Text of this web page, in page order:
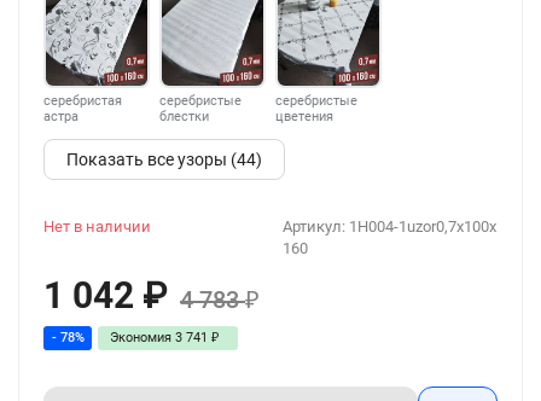
серебристая
астра
серебристые
блестки
серебристые
цветения
Показать все узоры (44)
Артикул: 1H004-1uzor0,7x100x
160
Нет в наличии
1 042 ₽ 4 783₽
- 78% Экономия 3 741 ₽